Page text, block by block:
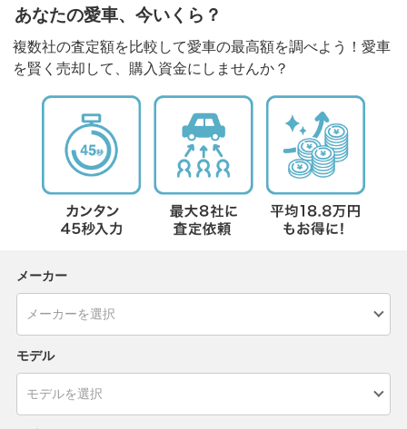
あなたの愛車、今いくら？
複数社の査定額を比較して愛車の最高額を調べよう！愛車
を賢く売却して、購入資金にしませんか？
メーカー
モデル